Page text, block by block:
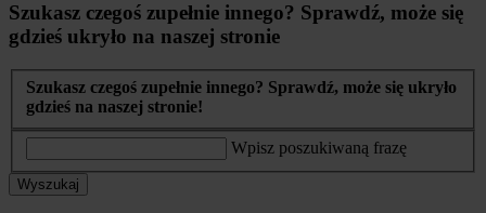
Szukasz czegoś zupełnie innego? Sprawdź, może się
gdzieś ukryło na naszej stronie
Szukasz czegoś zupełnie innego? Sprawdź, może się ukryło
gdzieś na naszej stronie!
Wpisz poszukiwaną frazę
Wyszukaj